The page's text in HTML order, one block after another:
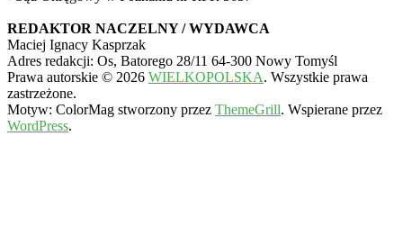
REDAKTOR NACZELNY / WYDAWCA
Maciej Ignacy Kasprzak
Adres redakcji: Os, Batorego 28/11 64-300 Nowy Tomyśl
Prawa autorskie © 2026 WIELKOPOLSKA. Wszystkie prawa
zastrzeżone.
Motyw: ColorMag stworzony przez ThemeGrill. Wspierane przez
WordPress.